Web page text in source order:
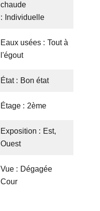
chaude
Individuelle
Eaux usées
Tout à
l'égout
État Bon état
Étage 2ème
Exposition
Est,
Ouest
Vue
Dégagée
Cour